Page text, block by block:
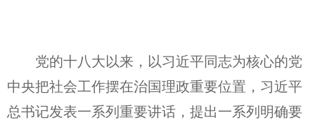
党的十八大以来，以习近平同志为核心的党
中央把社会工作摆在治国理政重要位置，习近平
总书记发表一系列重要讲话，提出一系列明确要